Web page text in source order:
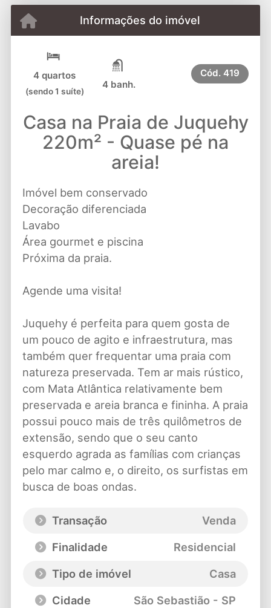
Informações do imóvel
4 quartos
(sendo 1 suíte)
4 banh.
Cód. 419
Casa na Praia de Juquehy
220m² - Quase pé na
areia!
Imóvel bem conservado
Decoração diferenciada
Lavabo
Área gourmet e piscina
Próxima da praia.
Agende uma visita!
Juquehy é perfeita para quem gosta de
um pouco de agito e infraestrutura, mas
também quer frequentar uma praia com
natureza preservada. Tem ar mais rústico,
com Mata Atlântica relativamente bem
preservada e areia branca e fininha. A praia
possui pouco mais de três quilômetros de
extensão, sendo que o seu canto
esquerdo agrada as famílias com crianças
pelo mar calmo e, o direito, os surfistas em
busca de boas ondas.
Transação
Venda
Finalidade
Residencial
Tipo de imóvel
Casa
Cidade
São Sebastião - SP